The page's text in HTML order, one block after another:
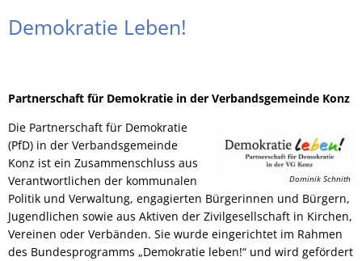
UK
RU
Demokratie Leben!
Partnerschaft für Demokratie in der Verbandsgemeinde Konz
Dominik Schnith
Die Partnerschaft für Demokratie
(PfD) in der Verbandsgemeinde
Konz ist ein Zusammenschluss aus
Verantwortlichen der kommunalen
Politik und Verwaltung, engagierten Bürgerinnen und Bürgern,
Jugendlichen sowie aus Aktiven der Zivilgesellschaft in Kirchen,
Vereinen oder Verbänden. Sie wurde eingerichtet im Rahmen
des Bundesprogramms „Demokratie leben!“ und wird gefördert